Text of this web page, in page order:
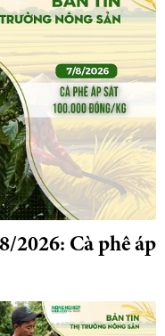
2026: Cà phê áp